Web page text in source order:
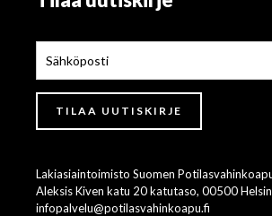
Lakiasiaintoimisto Suomen
Aleksis Kiven katu 20 katutaso, 00500
infopalvelu@potilasvahinkoapu.fi